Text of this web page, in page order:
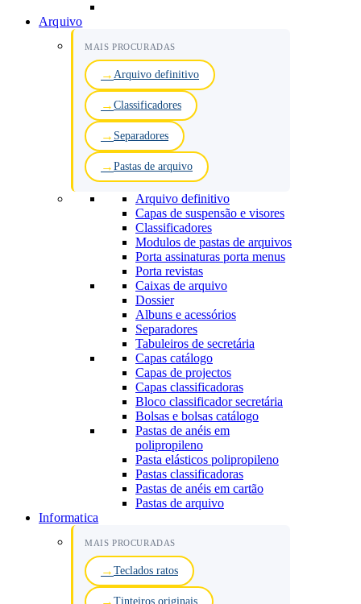
Arquivo
MAIS PROCURADAS
Arquivo definitivo
Classificadores
Separadores
Pastas de arquivo
Arquivo definitivo
Capas de suspensão e visores
Classificadores
Modulos de pastas de arquivos
Porta assinaturas porta menus
Porta revistas
Caixas de arquivo
Dossier
Albuns e acessórios
Separadores
Tabuleiros de secretária
Capas catálogo
Capas de projectos
Capas classificadoras
Bloco classificador secretária
Bolsas e bolsas catálogo
Pastas de anéis em
polipropileno
Pasta elásticos polipropileno
Pastas classificadoras
Pastas de anéis em cartão
Pastas de arquivo
Informatica
MAIS PROCURADAS
Teclados ratos
Tinteiros originais